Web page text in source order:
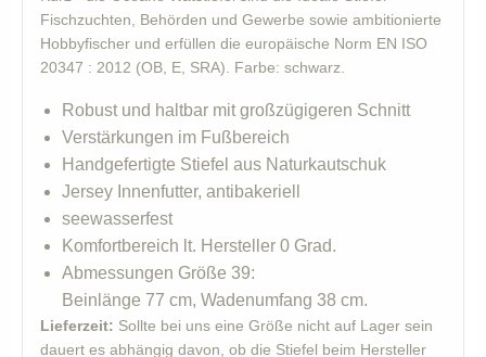
Fischzuchten, Behörden und Gewerbe sowie ambitionierte
Hobbyfischer und erfüllen die europäische Norm EN ISO
20347 : 2012 (OB, E, SRA). Farbe: schwarz.
Robust und haltbar mit großzügigeren Schnitt
Verstärkungen im Fußbereich
Handgefertigte Stiefel aus Naturkautschuk
Jersey Innenfutter, antibakeriell
seewasserfest
Komfortbereich lt. Hersteller 0 Grad.
Abmessungen Größe 39:
Beinlänge 77 cm, Wadenumfang 38 cm.
Lieferzeit: Sollte bei uns eine Größe nicht auf Lager sein
dauert es abhängig davon, ob die Stiefel beim Hersteller